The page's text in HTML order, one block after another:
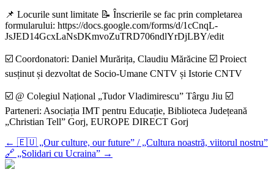
📌 Locurile sunt limitate 📝 Înscrierile se fac prin completarea
formularului: https://docs.google.com/forms/d/1cCnqL-
JsJED14GcxLaNsDKmvoZuTRD706ndlYrDjLBY/edit
☑️ Coordonatori: Daniel Murărița, Claudiu Mărăcine ☑️ Proiect
susținut și dezvoltat de Socio-Umane CNTV și Istorie CNTV
☑️ @ Colegiul Național „Tudor Vladimirescu” Târgu Jiu ☑️
Parteneri: Asociația IMT pentru Educație, Biblioteca Județeană
„Christian Tell” Gorj, EUROPE DIRECT Gorj
← 🇪🇺 „Our culture, our future” / „Cultura noastră, viitorul nostru”
🔗 „Solidari cu Ucraina” →